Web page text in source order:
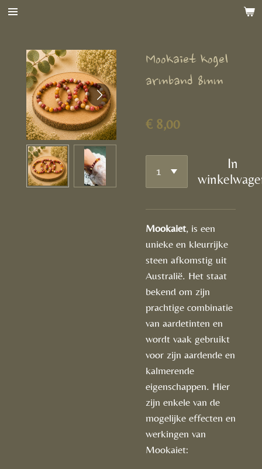
Ga
hoofdinhoud
Mookaiet kogel
armband 8mm
€ 8,00
In
Mookaiet, is een
unieke en kleurrijke
steen afkomstig uit
Australië. Het staat
bekend om zijn
prachtige combinatie
van aardetinten en
wordt vaak gebruikt
voor zijn aardende en
kalmerende
eigenschappen. Hier
zijn enkele van de
mogelijke effecten en
werkingen van
Mookaiet: